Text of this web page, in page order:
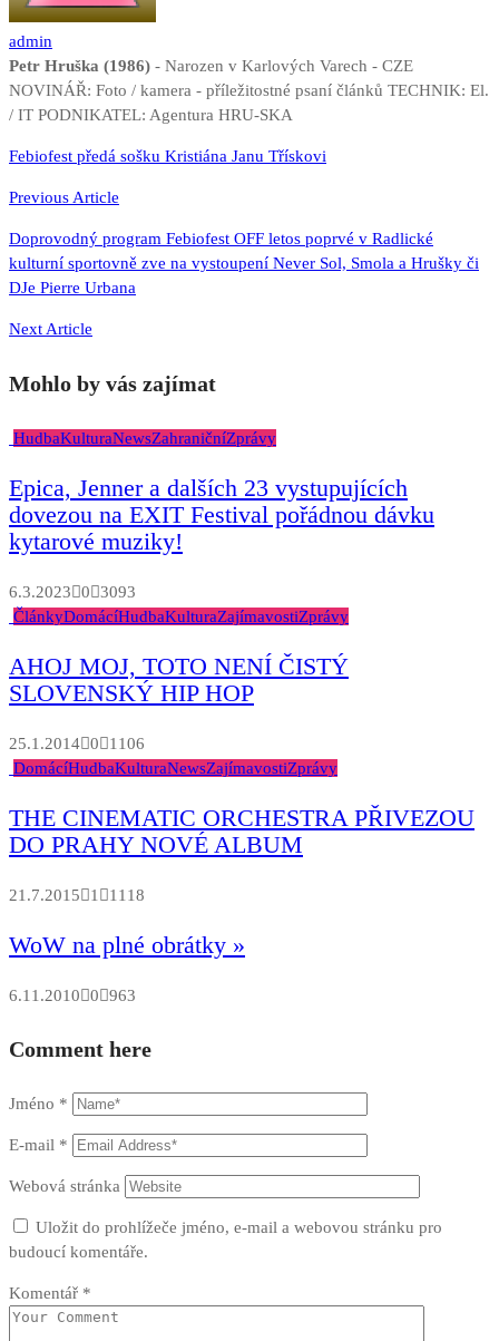
admin
Petr Hruška (1986) - Narozen v Karlových Varech - CZE
NOVINÁŘ: Foto / kamera - příležitostné psaní článků TECHNIK: El.
/ IT PODNIKATEL: Agentura HRU-SKA
Navigace
pro
Febiofest předá sošku Kristiána Janu Třískovi
Previous Article
Doprovodný program Febiofest OFF letos poprvé v Radlické
kulturní sportovně zve na vystoupení Never Sol, Smola a Hrušky či
DJe Pierre Urbana
Next Article
Mohlo by vás zajímat
HudbaKulturaNewsZahraničníZprávy
Epica, Jenner a dalších 23 vystupujících
dovezou na EXIT Festival pořádnou dávku
kytarové muziky!
6.3.2023 0
3093
ČlánkyDomácíHudbaKulturaZajímavostiZprávy
AHOJ MOJ, TOTO NENÍ ČISTÝ
SLOVENSKÝ HIP HOP
25.1.2014 0
1106
DomácíHudbaKulturaNewsZajímavostiZprávy
THE CINEMATIC ORCHESTRA PŘIVEZOU
DO PRAHY NOVÉ ALBUM
21.7.2015 1 1118
WoW na plné obrátky »
6.11.2010 0 963
Comment here
Jméno *
E-mail *
Webová stránka
Uložit do prohlížeče jméno, e-mail a webovou stránku pro
budoucí komentáře.
Komentář *